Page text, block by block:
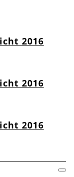
2016
2016
2016